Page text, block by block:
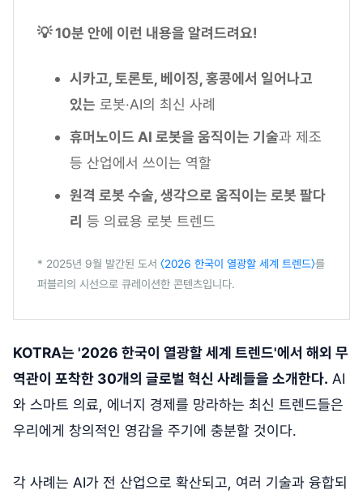
💡 10분 안에 이런 내용을 알려드려요!
시카고, 토론토, 베이징, 홍콩에서 일어나고
있는 로봇·AI의 최신 사례
휴머노이드 AI 로봇을 움직이는 기술과 제조
등 산업에서 쓰이는 역할
원격 로봇 수술, 생각으로 움직이는 로봇 팔다
리 등 의료용 로봇 트렌드
* 2025년 9월 발간된 도서 〈2026 한국이 열광할 세계 트렌드〉를
퍼블리의 시선으로 큐레이션한 콘텐츠입니다.
KOTRA는 '2026 한국이 열광할 세계 트렌드'에서 해외 무
역관이 포착한 30개의 글로벌 혁신 사례들을 소개한다. AI
와 스마트 의료, 에너지 경제를 망라하는 최신 트렌드들은
우리에게 창의적인 영감을 주기에 충분할 것이다.
각 사례는 AI가 전 산업으로 확산되고, 여러 기술과 융합되